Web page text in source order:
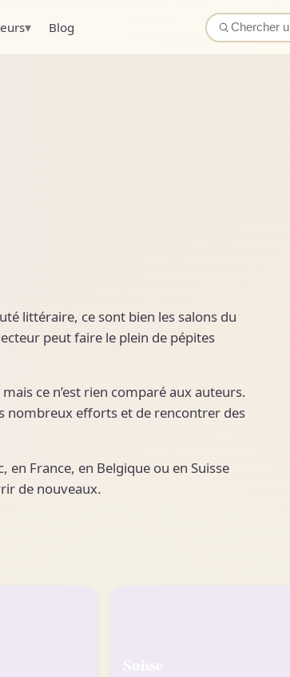
▾ Blog
littéraire, ce sont bien les salons du
peut faire le plein de pépites
ce n’est rien comparé aux auteurs.
nombreux efforts et de rencontrer des
en France, en Belgique ou en Suisse
de nouveaux.